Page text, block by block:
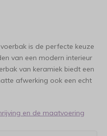
is de perfecte keuze
van een modern interieur
van keramiek biedt een
afwerking ook een echt
en de maatvoering